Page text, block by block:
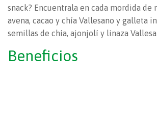
snack? Encuentrala en cada mordida de
avena, cacao y chía Vallesano y galleta
semillas de chía, ajonjolí y linaza
Beneficios